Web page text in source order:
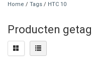
Home / Tags / HTC 10
Producten